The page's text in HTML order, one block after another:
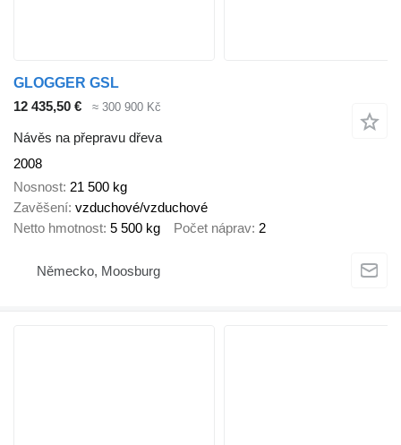
GLOGGER GSL
12 435,50 €
≈ 300 900 Kč
Návěs na přepravu dřeva
2008
Nosnost 21 500 kg
Zavěšení vzduchové/vzduchové
Netto hmotnost 5 500 kg Počet náprav 2
Německo, Moosburg